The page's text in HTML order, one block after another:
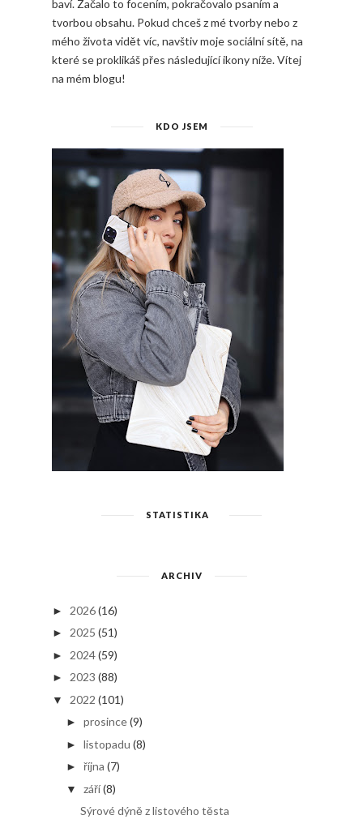
baví. Začalo to focením, pokračovalo psaním a
tvorbou obsahu. Pokud chceš z mé tvorby nebo z
mého života vidět víc, navštiv moje sociální sítě, na
které se proklikáš přes následující ikony níže. Vítej
na mém blogu!
KDO JSEM
STATISTIKA
ARCHIV
► 2026(16)
► 2025 (51)
► 2024(59)
► 2023 (88)
▼ 2022 (101)
► prosince(9)
► listopadu (8)
► října (7)
▼ září(8)
Sýrové dýně z listového těsta